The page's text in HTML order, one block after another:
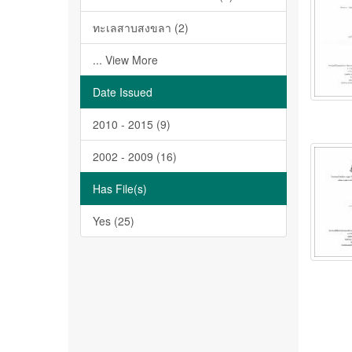
ทะเลสาบสงขลา (2)
... View More
Date Issued
2010 - 2015 (9)
2002 - 2009 (16)
Has File(s)
Yes (25)